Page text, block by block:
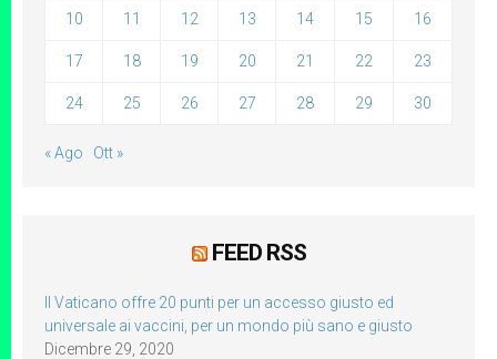
10 11 12 13 14 15 16
17 18 19 20 21 22 23
24 25 26 27 28 29 30
« Ago Ott »
FEED RSS
Il Vaticano offre 20 punti per un accesso giusto ed
universale ai vaccini, per un mondo più sano e giusto
Dicembre 29, 2020